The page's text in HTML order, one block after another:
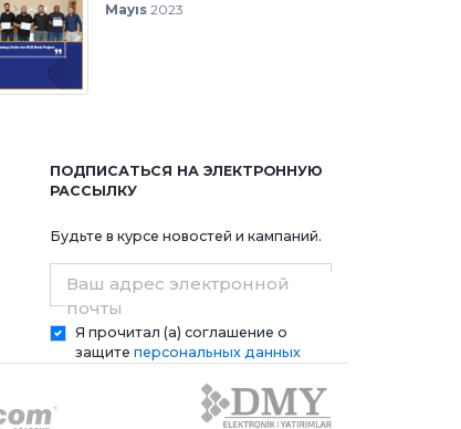
Mayıs2023
ПОДПИСАТЬСЯ НА ЭЛЕКТРОННУЮ
РАССЫЛКУ
Будьте в курсе новостей и кампаний.
Ваш адрес электронной
почты
Я прочитал (а) соглашение о
защите персональных данных